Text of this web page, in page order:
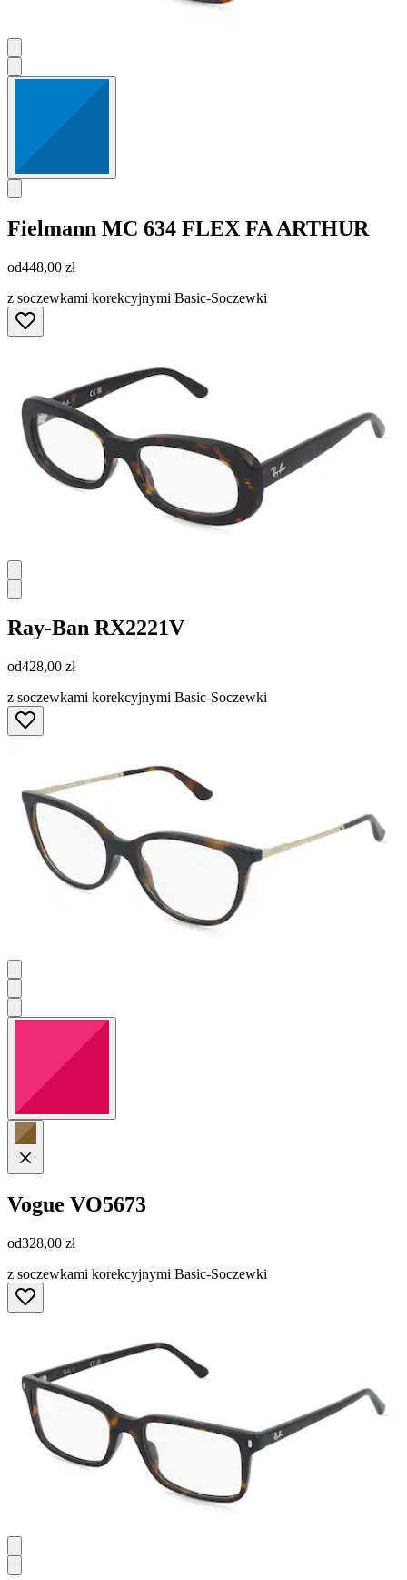
Fielmann MC 634 FLEX FA ARTHUR
od448,00 zł
z soczewkami korekcyjnymi Basic-Soczewki
Ray-Ban RX2221V
od428,00 zł
z soczewkami korekcyjnymi Basic-Soczewki
Vogue VO5673
od328,00 zł
z soczewkami korekcyjnymi Basic-Soczewki